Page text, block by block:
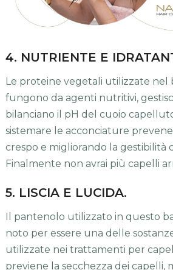
4. NUTRIENTE E
Le proteine ​​vegetali utilizzate nel
fungono da agenti nutritivi,
bilanciano il pH del cuoio
sistemare le acconciature
crespo e migliorando la gestibilità
Finalmente non avrai più capelli
5. LISCIA E LUCIDA.
Il pantenolo utilizzato in questo
noto per essere una delle
utilizzate nei trattamenti per
previene la secchezza dei capelli,